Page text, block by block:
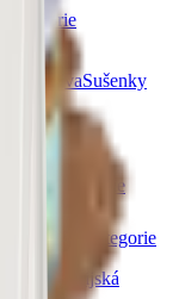
kategorie
ChalvaSušenky
Další kategorie
Další kategorie
Koření
Asijská